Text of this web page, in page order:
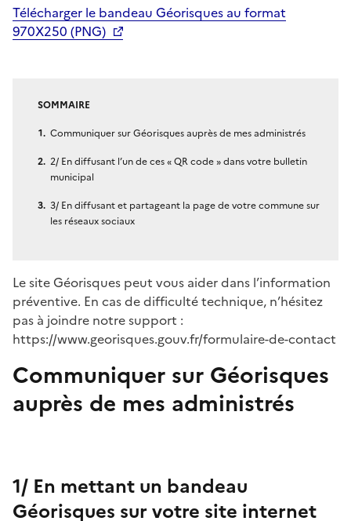
Télécharger le bandeau Géorisques au format
970X250 (PNG)
SOMMAIRE
Communiquer sur Géorisques auprès de mes administrés
2/ En diffusant l’un de ces « QR code » dans votre bulletin
municipal
3/ En diffusant et partageant la page de votre commune sur
les réseaux sociaux
Le site Géorisques peut vous aider dans l’information
préventive. En cas de difficulté technique, n’hésitez
pas à joindre notre support :
https://www.georisques.gouv.fr/formulaire-de-contact
Communiquer sur Géorisques
auprès de mes administrés
1/ En mettant un bandeau
Géorisques sur votre site internet